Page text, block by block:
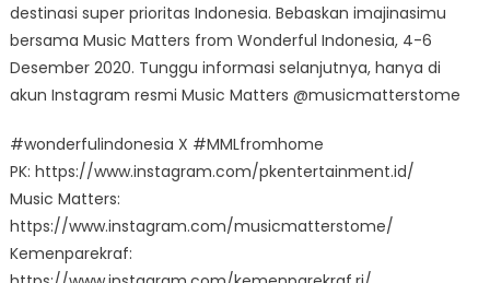
destinasi super prioritas Indonesia. Bebaskan imajinasimu
bersama Music Matters from Wonderful Indonesia, 4-6
Desember 2020. Tunggu informasi selanjutnya, hanya di
akun Instagram resmi Music Matters @musicmatterstome
#wonderfulindonesia X #MMLfromhome
PK: https://www.instagram.com/pkentertainment.id/
Music Matters:
https://www.instagram.com/musicmatterstome/
Kemenparekraf: